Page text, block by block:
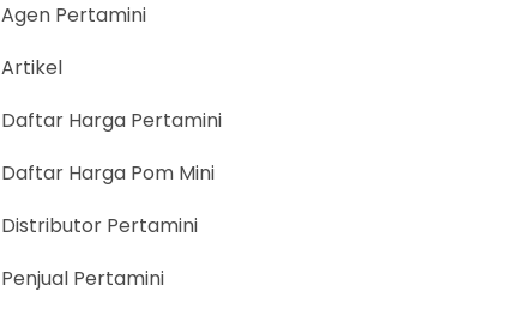
Agen Pertamini
Artikel
Daftar Harga Pertamini
Daftar Harga Pom Mini
Distributor Pertamini
Penjual Pertamini